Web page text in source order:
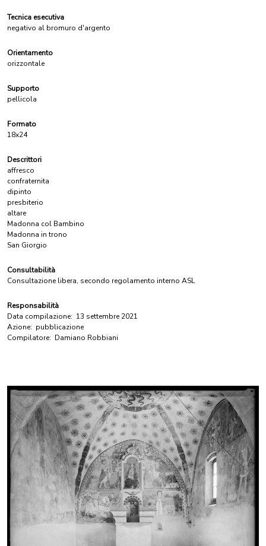
Tecnica esecutiva
negativo al bromuro d'argento
Orientamento
orizzontale
Supporto
pellicola
Formato
18x24
Descrittori
affresco
confraternita
dipinto
presbiterio
altare
Madonna col Bambino
Madonna in trono
San Giorgio
Consultabilità
Consultazione libera, secondo regolamento interno ASL
Responsabilità
Data compilazione: 13 settembre 2021
Azione: pubblicazione
Compilatore: Damiano Robbiani